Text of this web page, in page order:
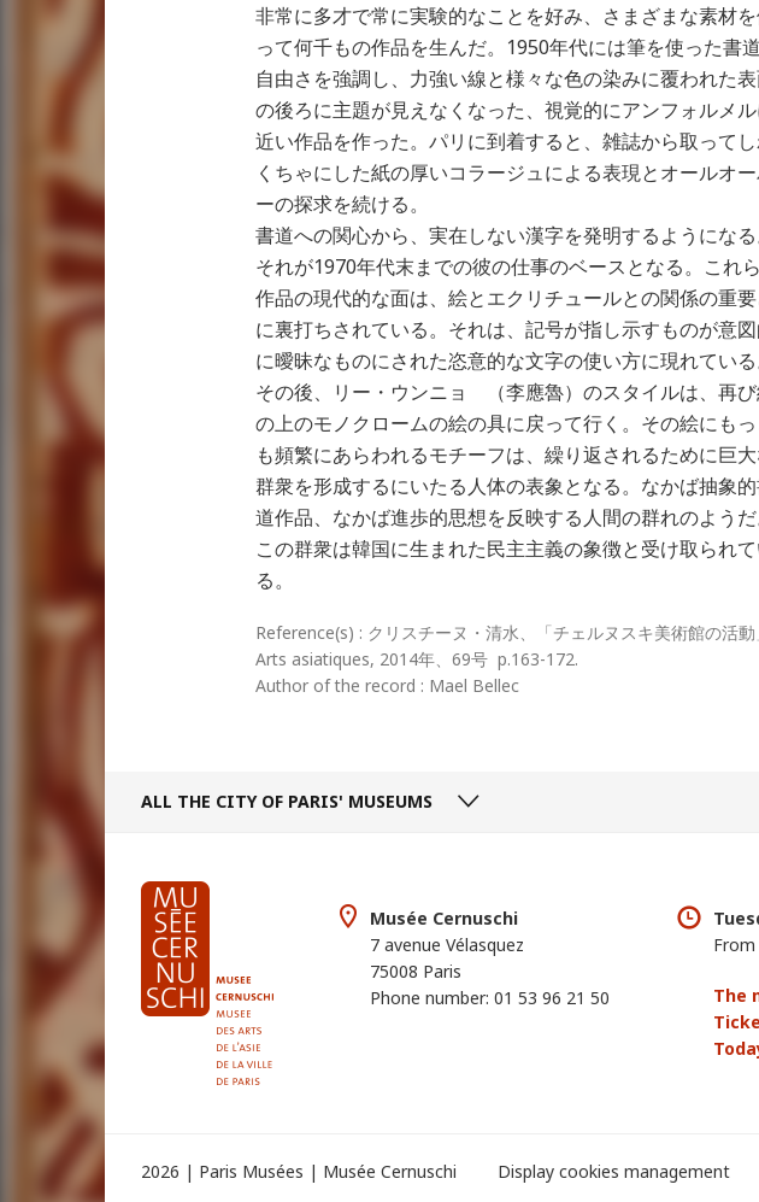
非常に多才で常に実験的なことを好み、さまざまな素材
って何千もの作品を生んだ。1950年代には筆を使った書
自由さを強調し、力強い線と様々な色の染みに覆われた
の後ろに主題が見えなくなった、視覚的にアンフォルメ
近い作品を作った。パリに到着すると、雑誌から取って
くちゃにした紙の厚いコラージュによる表現とオールオ
ーの探求を続ける。
書道への関心から、実在しない漢字を発明するようになる
それが1970年代末までの彼の仕事のベースとなる。これ
作品の現代的な面は、絵とエクリチュールとの関係の重要
に裏打ちされている。それは、記号が指し示すものが意
に曖昧なものにされた恣意的な文字の使い方に現れている
その後、リー・ウンニョ （李應魯）のスタイルは、再
の上のモノクロームの絵の具に戻って行く。その絵にもっ
も頻繁にあらわれるモチーフは、繰り返されるために巨
群衆を形成するにいたる人体の表象となる。なかば抽象
道作品、なかば進歩的思想を反映する人間の群れのようだ
この群衆は韓国に生まれた民主主義の象徴と受け取られ
る。
Reference(s) : クリスチーヌ・清水、「チェルヌスキ美術館の活動
Arts asiatiques, 2014年、69号 p.163-172.
Author of the record : Mael Bellec
ALL THE CITY OF PARIS' MUSEUMS
Musée Cernuschi
7 avenue Vélasquez
75008 Paris
Phone number: 01 53 96 21 50
The
2026 | Paris Musées | Musée Cernuschi Display cookies management